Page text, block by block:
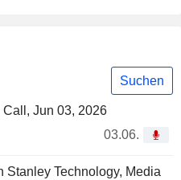
Suchen
Jun 03, 2026
03.06.
Stanley Technology, Media